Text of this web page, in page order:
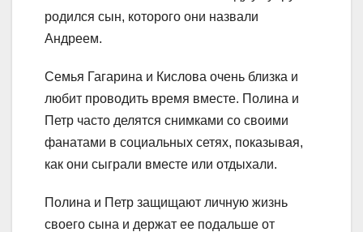
родился сын, которого они назвали
Андреем.
Семья Гагарина и Кислова очень близка и
любит проводить время вместе. Полина и
Петр часто делятся снимками со своими
фанатами в социальных сетях, показывая,
как они сыграли вместе или отдыхали.
Полина и Петр защищают личную жизнь
своего сына и держат ее подальше от